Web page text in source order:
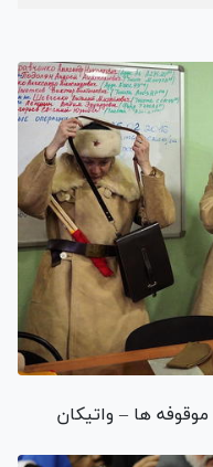
ها – واتیکان